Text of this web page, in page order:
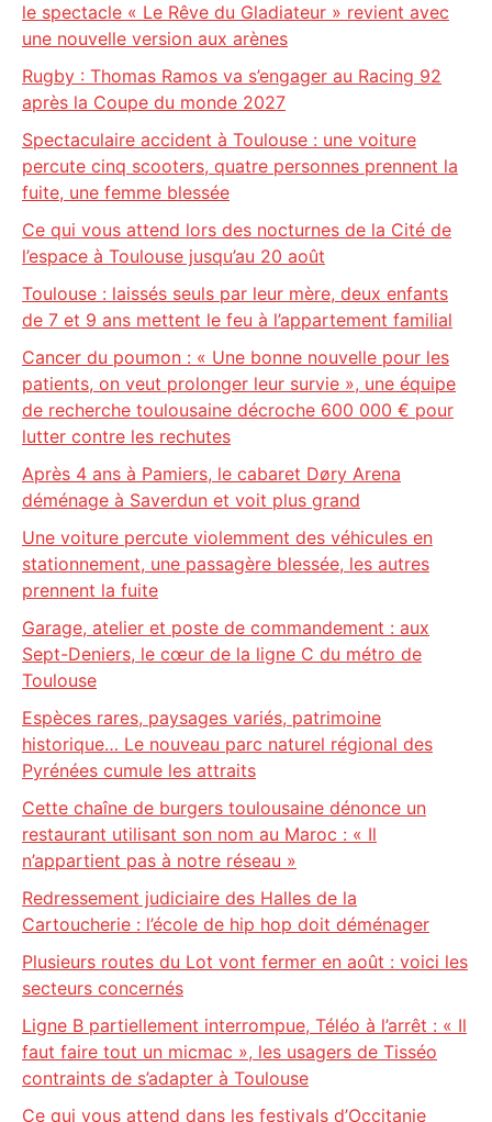
le spectacle « Le Rêve du Gladiateur » revient avec
une nouvelle version aux arènes
Rugby : Thomas Ramos va s’engager au Racing 92
après la Coupe du monde 2027
Spectaculaire accident à Toulouse : une voiture
percute cinq scooters, quatre personnes prennent la
fuite, une femme blessée
Ce qui vous attend lors des nocturnes de la Cité de
l’espace à Toulouse jusqu’au 20 août
Toulouse : laissés seuls par leur mère, deux enfants
de 7 et 9 ans mettent le feu à l’appartement familial
Cancer du poumon : « Une bonne nouvelle pour les
patients, on veut prolonger leur survie », une équipe
de recherche toulousaine décroche 600 000 € pour
lutter contre les rechutes
Après 4 ans à Pamiers, le cabaret Døry Arena
déménage à Saverdun et voit plus grand
Une voiture percute violemment des véhicules en
stationnement, une passagère blessée, les autres
prennent la fuite
Garage, atelier et poste de commandement : aux
Sept-Deniers, le cœur de la ligne C du métro de
Toulouse
Espèces rares, paysages variés, patrimoine
historique… Le nouveau parc naturel régional des
Pyrénées cumule les attraits
Cette chaîne de burgers toulousaine dénonce un
restaurant utilisant son nom au Maroc : « Il
n’appartient pas à notre réseau »
Redressement judiciaire des Halles de la
Cartoucherie : l’école de hip hop doit déménager
Plusieurs routes du Lot vont fermer en août : voici les
secteurs concernés
Ligne B partiellement interrompue, Téléo à l’arrêt : « Il
faut faire tout un micmac », les usagers de Tisséo
contraints de s’adapter à Toulouse
Ce qui vous attend dans les festivals d’Occitanie